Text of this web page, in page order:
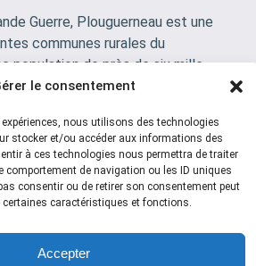
le consentement
nous utilisons des technologies
stocker et/ou accéder aux informations des
à ces technologies nous permettra de traiter
comportement de navigation ou les ID uniques
consentir ou de retirer son consentement peut
caractéristiques et fonctions.
Accepter
Guerre, Plouguerneau est une
communes rurales du
population de près de six mille
des familles qui […]